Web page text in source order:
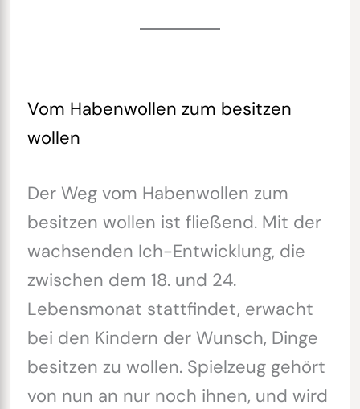
Vom Habenwollen zum besitzen
wollen
Der Weg vom Habenwollen zum
besitzen wollen ist fließend. Mit der
wachsenden Ich-Entwicklung, die
zwischen dem 18. und 24.
Lebensmonat stattfindet, erwacht
bei den Kindern der Wunsch, Dinge
besitzen zu wollen. Spielzeug gehört
von nun an nur noch ihnen, und wird